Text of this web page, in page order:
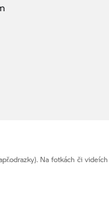
Na fotkách či